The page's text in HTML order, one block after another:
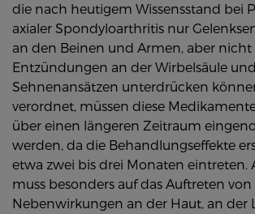
die nach heutigem Wissensstand bei
axialer Spondyloarthritis nur
an den Beinen und Armen, aber nicht
Entzündungen an der Wirbelsäule
Sehnenansätzen unterdrücken
verordnet, müssen diese
über einen längeren Zeitraum
werden, da die Behandlungseffekte
etwa zwei bis drei Monaten eintreten.
muss besonders auf das Auftreten von
Nebenwirkungen an der Haut, an der